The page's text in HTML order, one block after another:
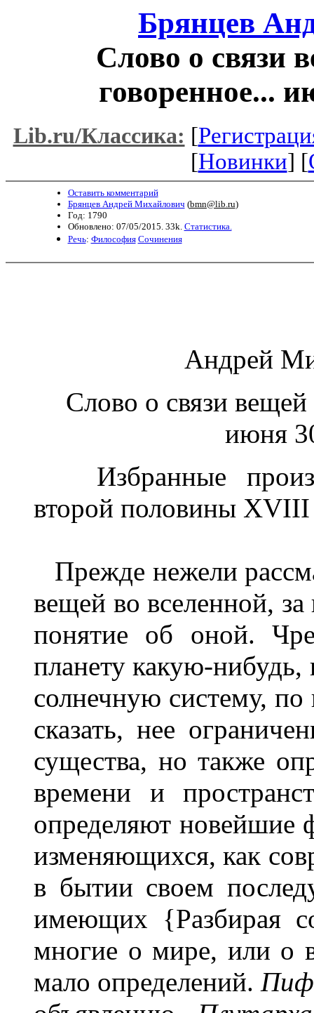
Брянцев
Слово о связи
говоренное...
Lib.ru/Классика: [
[Новинки] [
Оставить комментарий
Брянцев Андрей Михайлович (bmn@lib.ru)
Год: 1790
Обновлено: 07/05/2015. 33k. Статистика.
Речь: Философия Сочинения
Андрей
Слово о связи
июня
Избранные
второй половины XVIII
Прежде нежели
вещей во вселенной,
понятие об оной.
планету какую-
солнечную систему, по
сказать, нее
существа, но также
времени и
определяют новейшие
изменяющихся, как
в бытии своем
имеющих {Разбирая
многие о мире, или о
мало определений.